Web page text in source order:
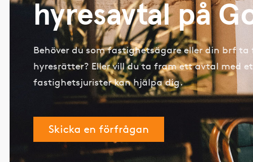
hyresavtal på
Behöver du som fastighetsägare eller din brf
hyresrätter? Eller vill du ta fram ett avtal med
fastighetsjurister kan hjälpa dig.
Skicka en förfrågan